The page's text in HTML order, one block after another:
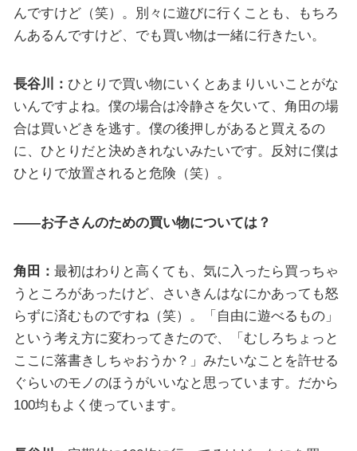
んですけど（笑）。別々に遊びに行くことも、もちろ
んあるんですけど、でも買い物は一緒に行きたい。
長谷川： ひとりで買い物にいくとあまりいいことがな
いんですよね。僕の場合は冷静さを欠いて、角田の場
合は買いどきを逃す。僕の後押しがあると買えるの
に、ひとりだと決めきれないみたいです。反対に僕は
ひとりで放置されると危険（笑）。
——お子さんのための買い物については？
角田： 最初はわりと高くても、気に入ったら買っちゃ
うところがあったけど、さいきんはなにかあっても怒
らずに済むものですね（笑）。「自由に遊べるもの」
という考え方に変わってきたので、「むしろちょっと
ここに落書きしちゃおうか？」みたいなことを許せる
ぐらいのモノのほうがいいなと思っています。だから
100均もよく使っています。